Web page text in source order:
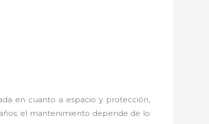
en cuanto a espacio y protección,
el mantenimiento depende de lo